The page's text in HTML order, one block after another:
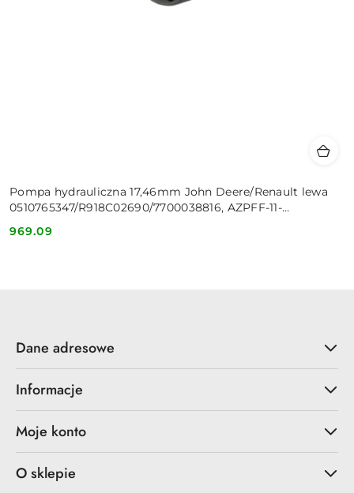
Pompa hydrauliczna 17,46mm John Deere/Renault lewa
0510765347/R918C02690/7700038816, AZPFF-11-
Cena:
969.09
Dane adresowe
Informacje
Moje konto
O sklepie